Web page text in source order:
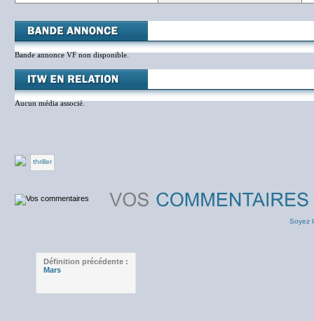
Bande annonce VF non disponible.
Aucun média associé.
thriller
Soyez
Définition précédente :
Mars